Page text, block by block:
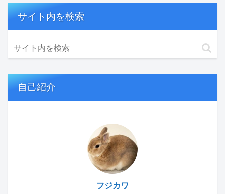
サイト内を検索
自己紹介
フジカワ